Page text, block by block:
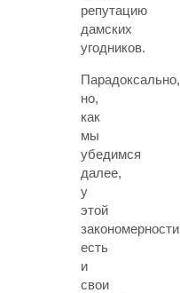
репутацию
дамских
угодников.
Парадоксально,
но,
как
мы
убедимся
далее,
у
этой
закономерности
есть
и
свои